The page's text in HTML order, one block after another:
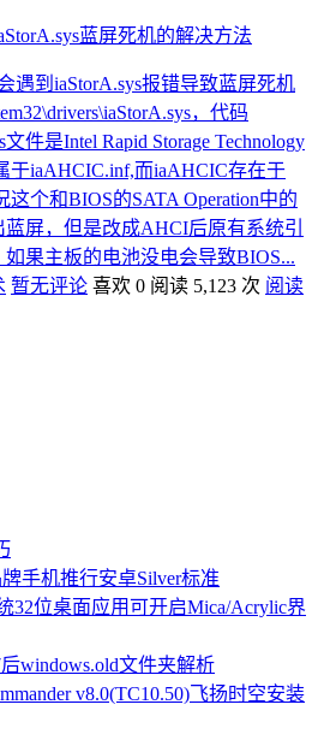
遇到iaStorA.sys报错导致蓝屏死机
，代码
件是Intel Rapid Storage Technology
于iaAHCIC.inf,而iaAHCIC存在于
个和BIOS的SATA Operation中的
屏，但是改成AHCI后原有系统引
如果主板的电池没电会导致BIOS...
暂无评论 喜欢 0 阅读 5,123 次 阅读
手机推行安卓Silver标准
32位桌面应用可开启Mica/Acrylic界
windows.old文件夹解析
v8.0(TC10.50)飞扬时空安装